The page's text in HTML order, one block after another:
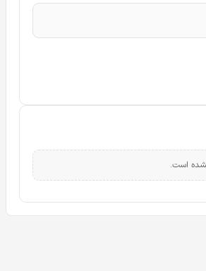
جزئیات محیط تحت نظارت خود را
مشاهده کنید. این کیفیت تصویر بالا در
روان و کاربرپسند، تجربه مدیریت سیستم
مراتب لذت‌بخش‌تر خواهد کرد.
است.